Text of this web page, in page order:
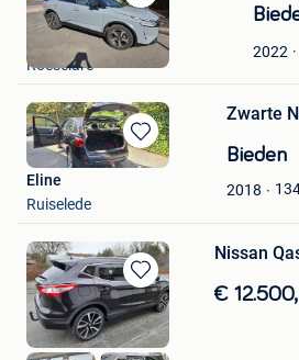
Bewaren
in
Mijn
Favorieten
2022
Delforce Francky
Roeselare
Bewaren
in
Zwarte
Bieden
2018
Eline
Ruiselede
Bewaren
in
Mijn
Favorieten
Nissan
€